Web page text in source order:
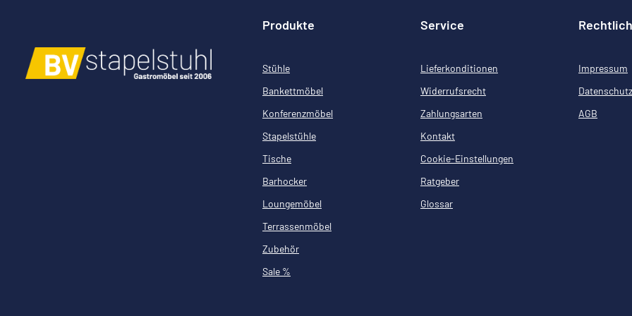
Produkte
Stühle
Bankettmöbel
Konferenzmöbel
Stapelstühle
Tische
Barhocker
Loungemöbel
Terrassenmöbel
Zubehör
Sale %
Service
Lieferkonditionen
Widerrufsrecht
Zahlungsarten
Kontakt
Cookie-Einstellungen
Ratgeber
Glossar
Impressum
Datenschutz
AGB